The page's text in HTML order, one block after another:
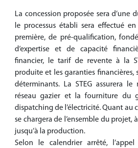
La concession proposée sera d’une
le processus établi sera effectué
première, de pré-qualification,
d’expertise et de capacité
financier, le tarif de revente à la
produite et les garanties financières,
déterminants. La STEG assurera le
réseau gazier et la fourniture du
dispatching de l’électricité. Quant au
se chargera de l’ensemble du projet,
jusqu’à la production.
Selon le calendrier arrêté,